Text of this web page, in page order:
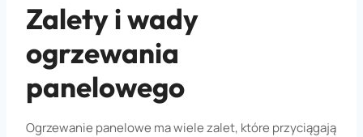
Zalety i wady
ogrzewania
panelowego
Ogrzewanie panelowe ma wiele zalet, które przyciągają